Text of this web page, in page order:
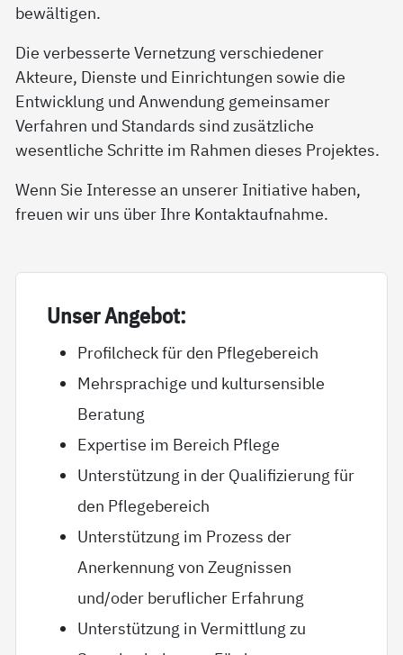
bewältigen.
Die verbesserte Vernetzung verschiedener
Akteure, Dienste und Einrichtungen sowie die
Entwicklung und Anwendung gemeinsamer
Verfahren und Standards sind zusätzliche
wesentliche Schritte im Rahmen dieses Projektes.
Wenn Sie Interesse an unserer Initiative haben,
freuen wir uns über Ihre Kontaktaufnahme.
Un­ser An­ge­bot:
Profilcheck für den Pflegebereich
Mehrsprachige und kultursensible
Beratung
Expertise im Bereich Pflege
Unterstützung in der Qualifizierung für
den Pflegebereich
Unterstützung im Prozess der
Anerkennung von Zeugnissen
und/oder beruflicher Erfahrung
Unterstützung in Vermittlung zu